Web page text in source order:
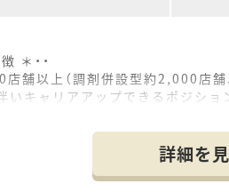
＊・・
舗以上（調剤併設型約2,000店舗
キャリアアップできるポジショ
合わせ、豊富な社内研修や外部
の会社だからこそ活躍できるキャ
い、エリアマネジャーや営業部長
の専門性を活かせるスペシャリス
詳細を